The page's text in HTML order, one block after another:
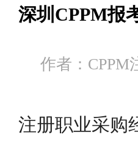
深圳CPPM报
作者：CPPM
注册职业采购